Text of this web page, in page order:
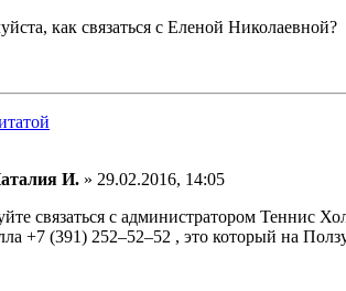
как связаться с Еленой Николаевной?
И. » 29.02.2016, 14:05
связаться с администратором Теннис
+7 (391) 252–52–52 , это который на